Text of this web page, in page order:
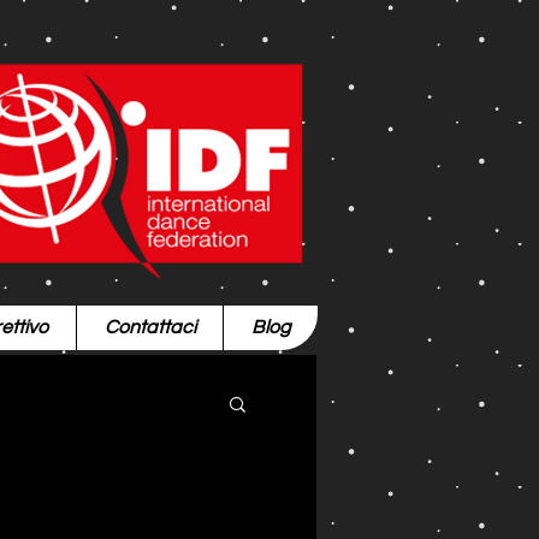
Contattaci Blog